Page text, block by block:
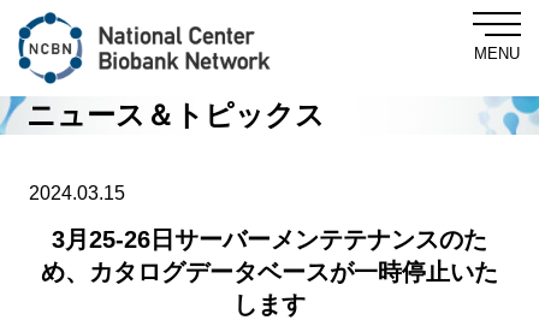
MENU
About NCBN
ニュース＆トピックス
2024.03.15
3月25-26日サーバーメンテテナンスのた
め、カタログデータベースが一時停止いた
します